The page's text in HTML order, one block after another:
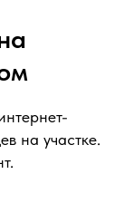
на участке.